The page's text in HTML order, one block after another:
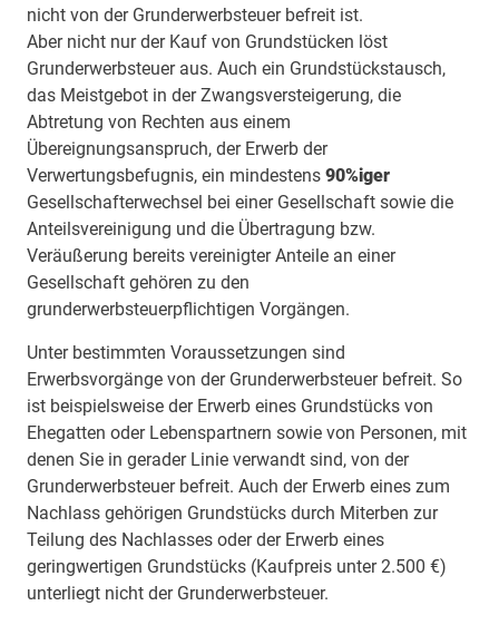
nicht von der Grunderwerbsteuer befreit ist.
Aber nicht nur der Kauf von Grundstücken löst
Grunderwerbsteuer aus. Auch ein Grundstückstausch,
das Meistgebot in der Zwangsversteigerung, die
Abtretung von Rechten aus einem
Übereignungsanspruch, der Erwerb der
Verwertungsbefugnis, ein mindestens 90%iger
Gesellschafterwechsel bei einer Gesellschaft sowie die
Anteilsvereinigung und die Übertragung bzw.
Veräußerung bereits vereinigter Anteile an einer
Gesellschaft gehören zu den
grunderwerbsteuerpflichtigen Vorgängen.
Unter bestimmten Voraussetzungen sind
Erwerbsvorgänge von der Grunderwerbsteuer befreit. So
ist beispielsweise der Erwerb eines Grundstücks von
Ehegatten oder Lebenspartnern sowie von Personen, mit
denen Sie in gerader Linie verwandt sind, von der
Grunderwerbsteuer befreit. Auch der Erwerb eines zum
Nachlass gehörigen Grundstücks durch Miterben zur
Teilung des Nachlasses oder der Erwerb eines
geringwertigen Grundstücks (Kaufpreis unter 2.500 €)
unterliegt nicht der Grunderwerbsteuer.